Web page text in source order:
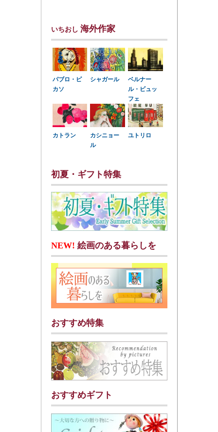
いちおし 海外作家
パブロ・ピ
カソ
シャガール
ベルナー
ル・ビュッ
フェ
カトラン
カシニョー
ル
ユトリロ
初夏・ギフト特集
NEW! 絵画のある暮らしを
おすすめ特集
おすすめギフト